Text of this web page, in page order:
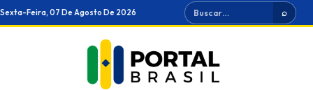
Ir
para
Sexta-Feira, 07 De Agosto De 2026 Buscar ⌕